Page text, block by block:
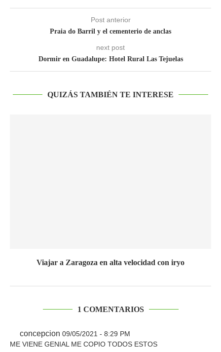
Post anterior
Praia do Barril y el cementerio de anclas
next post
Dormir en Guadalupe: Hotel Rural Las Tejuelas
QUIZÁS TAMBIÉN TE INTERESE
Viajar a Zaragoza en alta velocidad con iryo
1 COMENTARIOS
concepcion 09/05/2021 - 8:29 PM
ME VIENE GENIAL ME COPIO TODOS ESTOS